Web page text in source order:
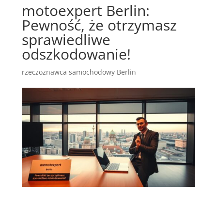
motoexpert Berlin:
Pewność, że otrzymasz
sprawiedliwe
odszkodowanie!
rzeczoznawca samochodowy Berlin